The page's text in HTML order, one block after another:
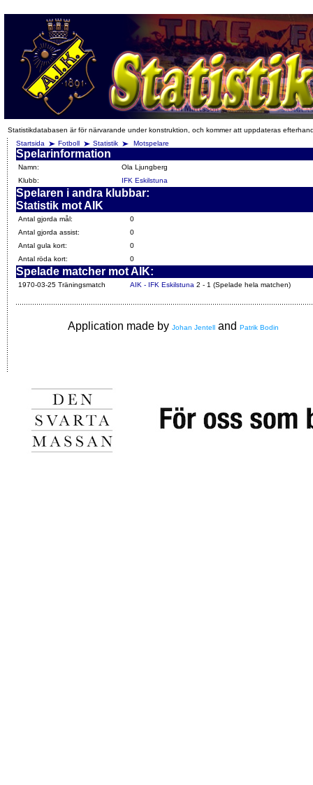
Statistikdatabasen är för närvarande under konstruktion, och kommer att uppdateras
Startsida
Fotboll Statistik Motspelare
Spelarinformation
Namn:
Ola Ljungberg
Klubb:
IFK Eskilstuna
Spelaren i andra klubbar:
Statistik mot AIK
Antal gjorda mål:
0
Antal gjorda assist:
0
Antal gula kort:
0
Antal röda kort:
0
Spelade matcher mot AIK:
1970-03-25 Träningsmatch AIK - IFK Eskilstuna 2 - 1 (Spelade hela matchen)
Application made by Johan Jentell and Patrik Bodin